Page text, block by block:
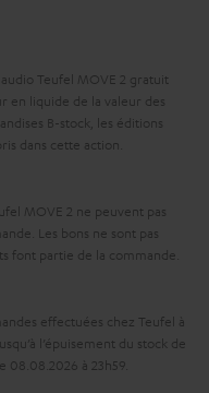
Teufel MOVE 2 gratuit
en liquide de la valeur des
B-stock, les éditions
dans cette action.
MOVE 2 ne peuvent pas
Les bons ne sont pas
font partie de la commande.
effectuées chez Teufel à
l’épuisement du stock de
08.08.2026 à 23h59.